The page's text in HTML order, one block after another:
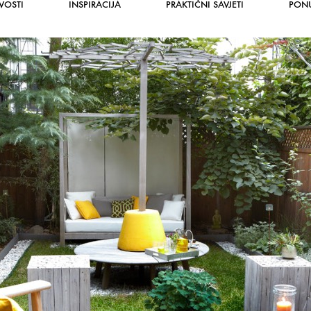
INSPIRACIJA PRAKTIČNI SAVJETI